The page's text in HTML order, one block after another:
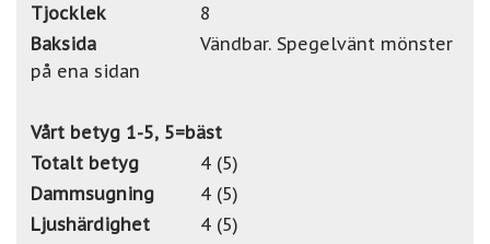
Tjocklek
8
Baksida
Vändbar. Spegelvänt mönster
på ena sidan
Vårt betyg 1-5, 5=bäst
Totalt betyg
4 (5)
Dammsugning
4 (5)
Ljushärdighet
4 (5)